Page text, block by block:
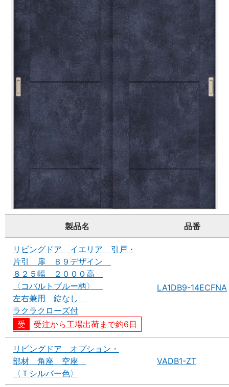
製品名 品番
リビングドア イエリア 引戸・
片引 扉 Ｂ９デザイン
８２５幅 ２０００高
〈コバルトブルー柄〉
左右兼用 錠なし
ラクラクローズ付
受注から工場出荷まで約6日
LA1DB9-14ECFNA
リビングドア オプション・
部材 角座 空座
〈Ｔシルバー色〉
VADB1-ZT